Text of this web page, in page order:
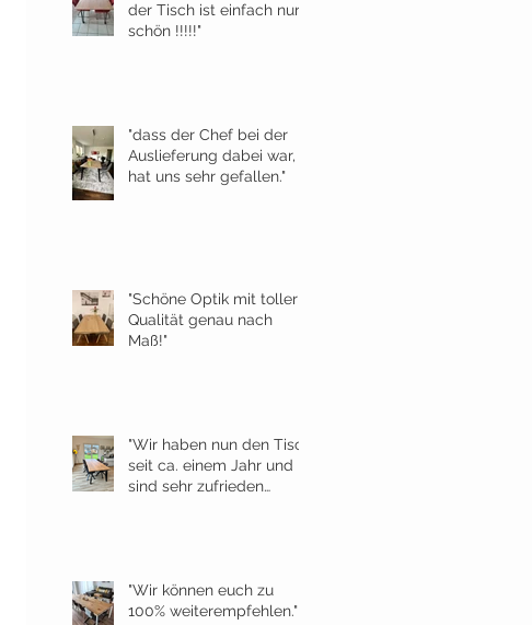
der Tisch ist einfach nur
schön !!!!!"
"dass der Chef bei der
Auslieferung dabei war,
hat uns sehr gefallen."
"Schöne Optik mit toller
Qualität genau nach
Maß!"
"Wir haben nun den Tisch
seit ca. einem Jahr und
sind sehr zufrieden
"Wir können euch zu
100% weiterempfehlen."